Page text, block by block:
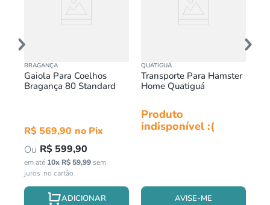
BRAGANÇA
Gaiola Para Coelhos
Bragança 80 Standard
R$ 569,90
R$ 599,90
em até 10x R$59,99sem
juros
QUATIGUÁ
Transporte Para Hamster
Home Quatiguá
Produto
indisponível :(
AVISE-ME